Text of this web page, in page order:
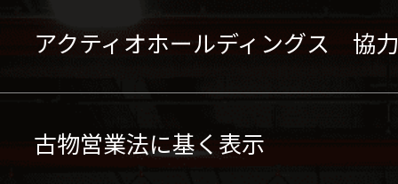
アクティオホールディングス 協
古物営業法に基く表示